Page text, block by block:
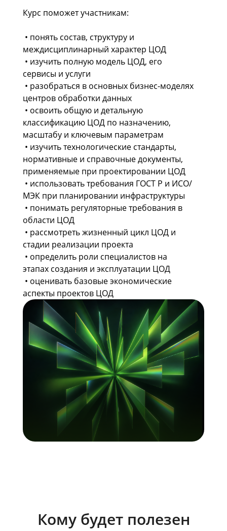
Курс поможет участникам:
• понять состав, структуру и
междисциплинарный характер ЦОД
• изучить полную модель ЦОД, его
сервисы и услуги
• разобраться в основных бизнес-моделях
центров обработки данных
• освоить общую и детальную
классификацию ЦОД по назначению,
масштабу и ключевым параметрам
• изучить технологические стандарты,
нормативные и справочные документы,
применяемые при проектировании ЦОД
• использовать требования ГОСТ Р и ИСО/
МЭК при планировании инфраструктуры
• понимать регуляторные требования в
области ЦОД
• рассмотреть жизненный цикл ЦОД и
стадии реализации проекта
• определить роли специалистов на
этапах создания и эксплуатации ЦОД
• оценивать базовые экономические
аспекты проектов ЦОД
Кому будет полезен